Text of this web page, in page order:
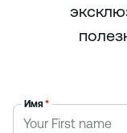
Имя *